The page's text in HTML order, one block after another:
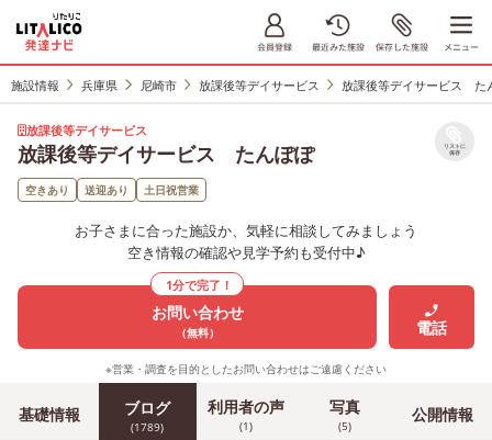
施設情報 兵庫県 尼崎市 放課後等デイサービス 放課後等デイサービス た
放課後等デイサービス
放課後等デイサービス たんぽぽ リストに
保存
空きあり 送迎あり 土日祝営業
お子さまに合った施設か、気軽に相談してみましょう
空き情報の確認や見学予約も受付中♪
1分で完了！
お問い合わせ
（無料） 電話
※営業・調査を目的としたお問い合わせはご遠慮ください
基礎情報 ブログ
(1789)
利用者の声
(1)
写真
(5)
公開情報